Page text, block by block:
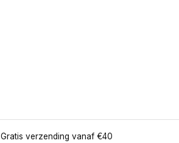
Gratis verzending vanaf €40